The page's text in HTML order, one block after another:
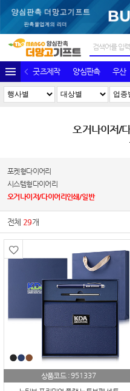
굿즈제작 양심판촉 우산
오거나이저/
포켓형다이어리
시스템형다이어리
오거나이저/다이어리인쇄/일반
전체 29개
상품코드 :951337